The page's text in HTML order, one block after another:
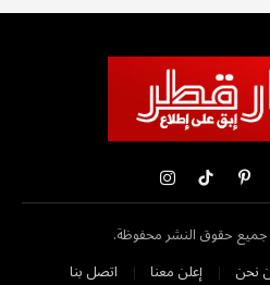
بينتيريستتيكتوكالانستغرام
نحن إعلن معنا اتصل بنا